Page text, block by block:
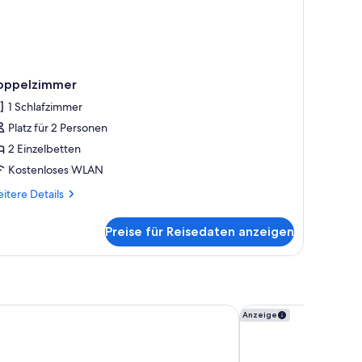
1 Schlafzimmer
Platz für 2 Personen
2 Einzelbetten
Kostenloses WLAN
Details
Preise für Reisedaten anzeigen
Hotel Spinnerei Linz Anzeige
arte Hotel Linz